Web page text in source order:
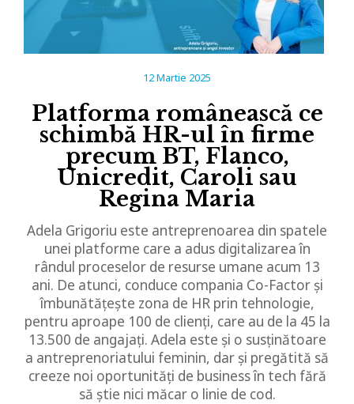
12 Martie 2025
Platforma românească ce
schimbă HR-ul în firme
precum BT, Flanco,
Unicredit, Caroli sau
Regina Maria
Adela Grigoriu este antreprenoarea din spatele
unei platforme care a adus digitalizarea în
rândul proceselor de resurse umane acum 13
ani. De atunci, conduce compania Co-Factor și
îmbunătățește zona de HR prin tehnologie,
pentru aproape 100 de clienți, care au de la 45 la
13.500 de angajați. Adela este și o susținătoare
a antreprenoriatului feminin, dar și pregătită să
creeze noi oportunități de business în tech fără
să știe nici măcar o linie de cod.